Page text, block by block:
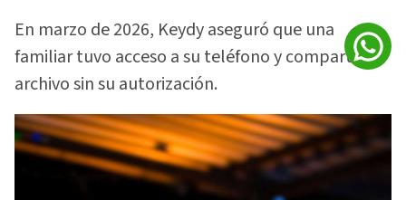
En marzo de 2026, Keydy aseguró que una
familiar tuvo acceso a su teléfono y compartió el
archivo sin su autorización.